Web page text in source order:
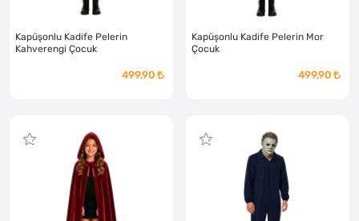
Kapüşonlu Kadife Pelerin
Kahverengi Çocuk
499,90
Kapüşonlu Kadife Pelerin Mor
Çocuk
499,90